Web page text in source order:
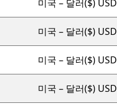
미국 – 달러($) USD
미국 – 달러($) USD
미국 – 달러($) USD
미국 – 달러($) USD